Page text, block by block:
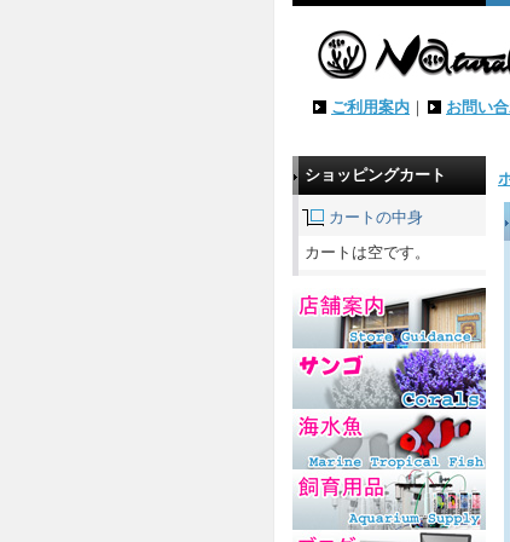
ご利用案内 ｜ お問い
ショッピングカート
カートの中身
カートは空です。